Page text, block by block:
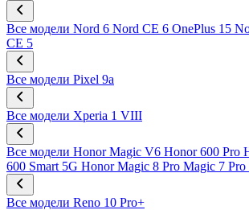
Все модели Nord 6 Nord CE 6 OnePlus 15
CE 5
Все модели Pixel 9a
Все модели Xperia 1 VIII
Все модели Honor Magic V6 Honor 600 Pro
600 Smart 5G Honor Magic 8 Pro Magic 7 Pro
Все модели Reno 10 Pro+